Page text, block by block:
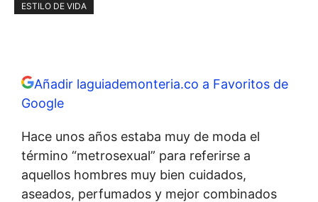
ESTILO DE VIDA
Añadir laguiademonteria.co a Favoritos de
Google
Hace unos años estaba muy de moda el
término “metrosexual” para referirse a
aquellos hombres muy bien cuidados,
aseados, perfumados y mejor combinados